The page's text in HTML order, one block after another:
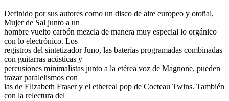
Definido por sus autores como un disco de aire europeo y otoñal,
Mujer de Sal junto a un
hombre vuelto carbón mezcla de manera muy especial lo orgánico
con lo electrónico. Los
registros del sintetizador Juno, las baterías programadas combinadas
con guitarras acústicas y
percusiones minimalistas junto a la etérea voz de Magnone, pueden
trazar paralelismos con
las de Elizabeth Fraser y el ethereal pop de Cocteau Twins. También
con la relectura del